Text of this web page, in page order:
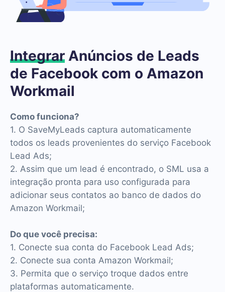
Integrar Anúncios de Leads
de Facebook com o Amazon
Workmail
Como funciona?
1. O SaveMyLeads captura automaticamente
todos os leads provenientes do serviço Facebook
Lead Ads;
2. Assim que um lead é encontrado, o SML usa a
integração pronta para uso configurada para
adicionar seus contatos ao banco de dados do
Amazon Workmail;
Do que você precisa:
1. Conecte sua conta do Facebook Lead Ads;
2. Conecte sua conta Amazon Workmail;
3. Permita que o serviço troque dados entre
plataformas automaticamente.